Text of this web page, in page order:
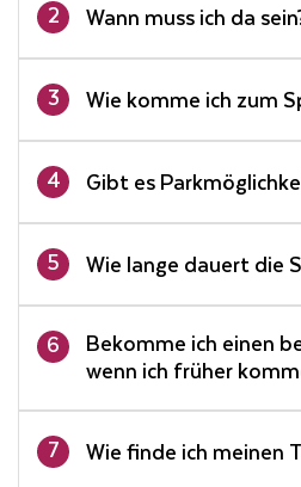
2 Wann muss ich da
3 Wie komme ich zum
4 Gibt es
5 Wie lange dauert die
6
Bekomme ich einen
wenn ich früher
7 Wie finde ich meinen